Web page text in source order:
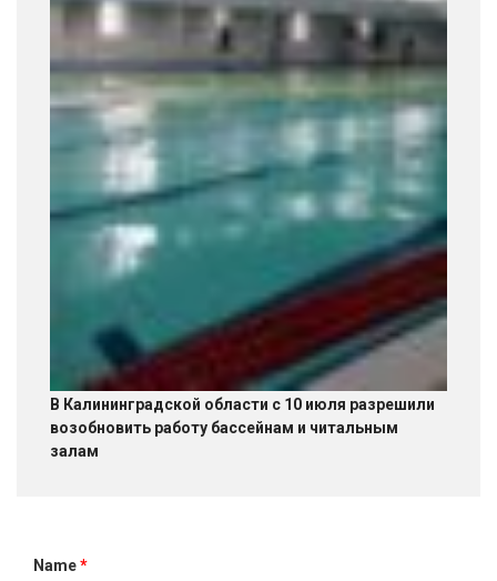
В Калининградской области с 10 июля разрешили
возобновить работу бассейнам и читальным
залам
Name*